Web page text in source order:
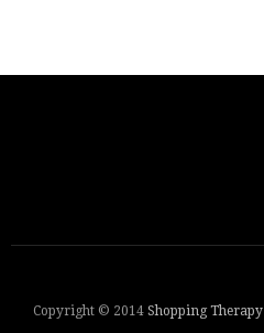
Copyright © 2014 Shopping Therapy